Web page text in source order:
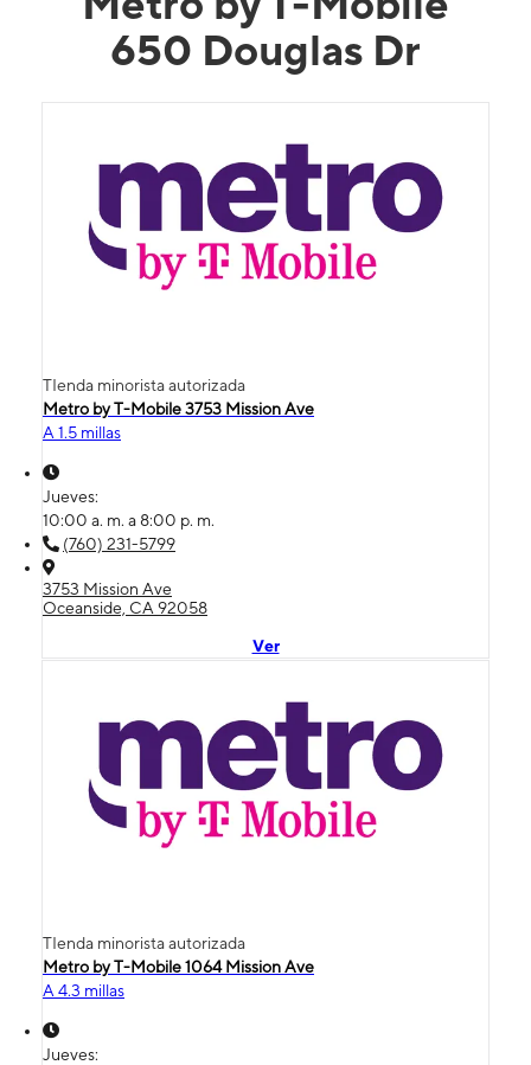
650 Douglas Dr
TIenda minorista autorizada
Metro by T-Mobile 3753 Mission Ave
A 1.5 millas
Jueves:
10:00 a. m. a 8:00 p. m.
(760) 231-5799
3753 Mission Ave
Oceanside, CA 92058
Ver
TIenda minorista autorizada
Metro by T-Mobile 1064 Mission Ave
A 4.3 millas
Jueves: